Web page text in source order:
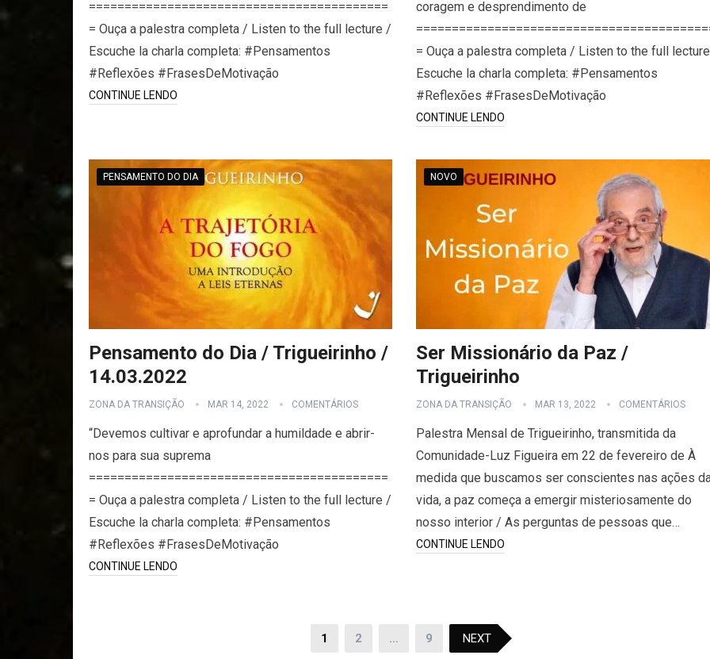
==========================================
= Ouça a palestra completa / Listen to the full lecture /
Escuche la charla completa: #Pensamentos
#Reflexões #FrasesDeMotivação
CONTINUE LENDO
coragem e desprendimento de
= Ouça a palestra completa / Listen to the full
Escuche la charla completa: #Pensamentos
#Reflexões #FrasesDeMotivação
CONTINUE LENDO
PENSAMENTO DO DIA
Pensamento do Dia / Trigueirinho /
14.03.2022
ZONA DA TRANSIÇÃO MAR 14, 2022 COMENTÁRIOS
“Devemos cultivar e aprofundar a humildade e abrir-
nos para sua suprema
==========================================
= Ouça a palestra completa / Listen to the full lecture /
Escuche la charla completa: #Pensamentos
#Reflexões #FrasesDeMotivação
CONTINUE LENDO
NOVO
Ser Missionário da Paz /
Trigueirinho
ZONA DA TRANSIÇÃO MAR 13, 2022 COMENTÁRIOS
Palestra Mensal de Trigueirinho, transmitida da
Comunidade-Luz Figueira em 22 de fevereiro de À
medida que buscamos ser conscientes nas ações
vida, a paz começa a emergir misteriosamente do
nosso interior / As perguntas de pessoas que…
CONTINUE LENDO
1 2 … 9 NEXT